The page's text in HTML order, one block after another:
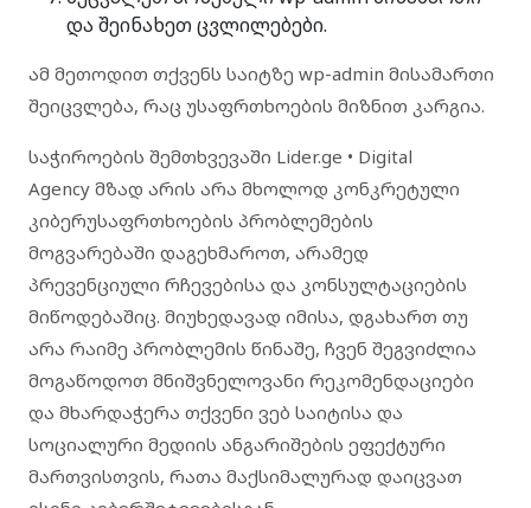
და შეინახეთ ცვლილებები.
ამ მეთოდით თქვენს საიტზე wp-admin მისამართი
შეიცვლება, რაც უსაფრთხოების მიზნით კარგია.
საჭიროების შემთხვევაში Lider.ge • Digital
Agency მზად არის არა მხოლოდ კონკრეტული
კიბერუსაფრთხოების პრობლემების
მოგვარებაში დაგეხმაროთ, არამედ
პრევენციული რჩევებისა და კონსულტაციების
მიწოდებაშიც. მიუხედავად იმისა, დგახართ თუ
არა რაიმე პრობლემის წინაშე, ჩვენ შეგვიძლია
მოგაწოდოთ მნიშვნელოვანი რეკომენდაციები
და მხარდაჭერა თქვენი ვებ საიტისა და
სოციალური მედიის ანგარიშების ეფექტური
მართვისთვის, რათა მაქსიმალურად დაიცვათ